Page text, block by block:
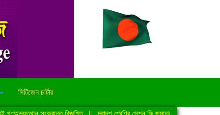
সিটিজেন চার্টার